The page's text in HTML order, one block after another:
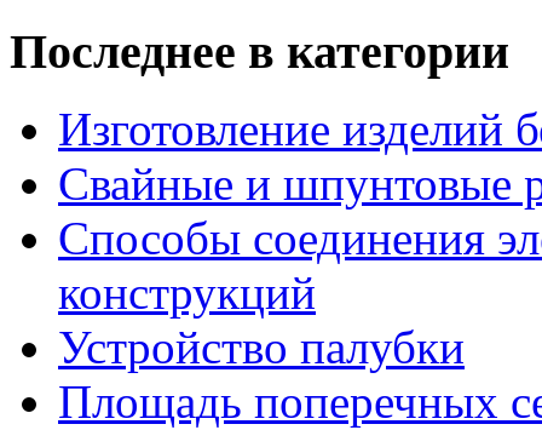
Последнее в категории
Изготовление изделий
Свайные и шпунтовые
Способы соединения
конструкций
Устройство палубки
Площадь поперечных